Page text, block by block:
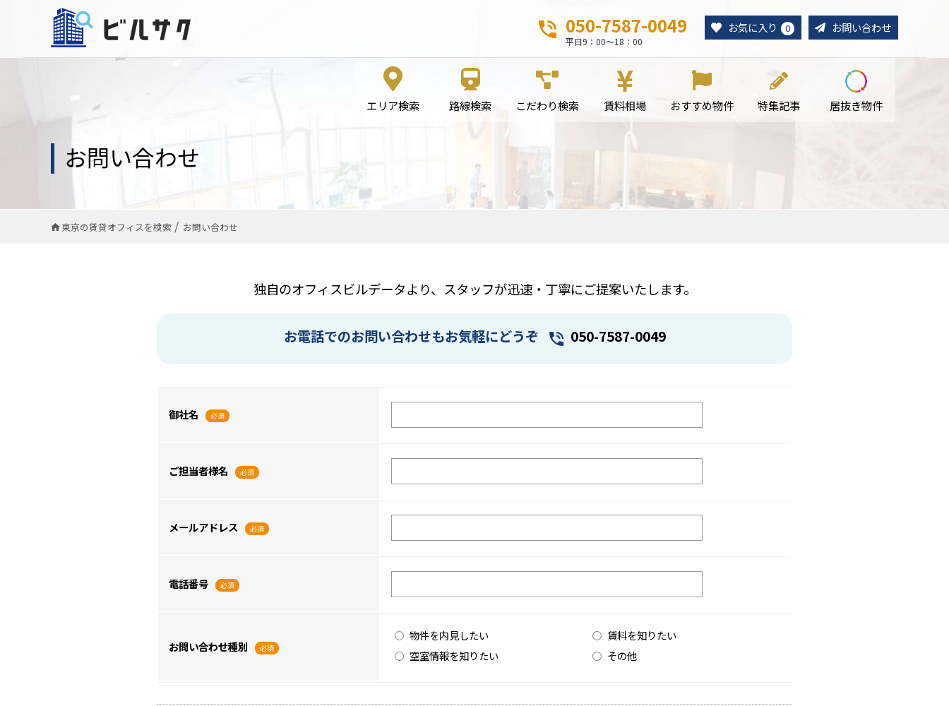
050-7587-0049
平日9：00～18：00
お気に入り 0 お問い合わせ
エリア検索 路線検索 こだわり検索 賃料相場 おすすめ物件 特集記事 居抜き物件
お問い合わせ
東京の賃貸オフィスを検索 お問い合わせ
独自のオフィスビルデータより、スタッフが迅速・丁寧にご提案いたします。
お電話でのお問い合わせもお気軽にどうぞ 050-7587-0049
御社名 必須
ご担当者様名 必須
メールアドレス 必須
電話番号 必須
お問い合わせ種別 必須
物件を内見したい
賃料を知りたい
空室情報を知りたい
その他